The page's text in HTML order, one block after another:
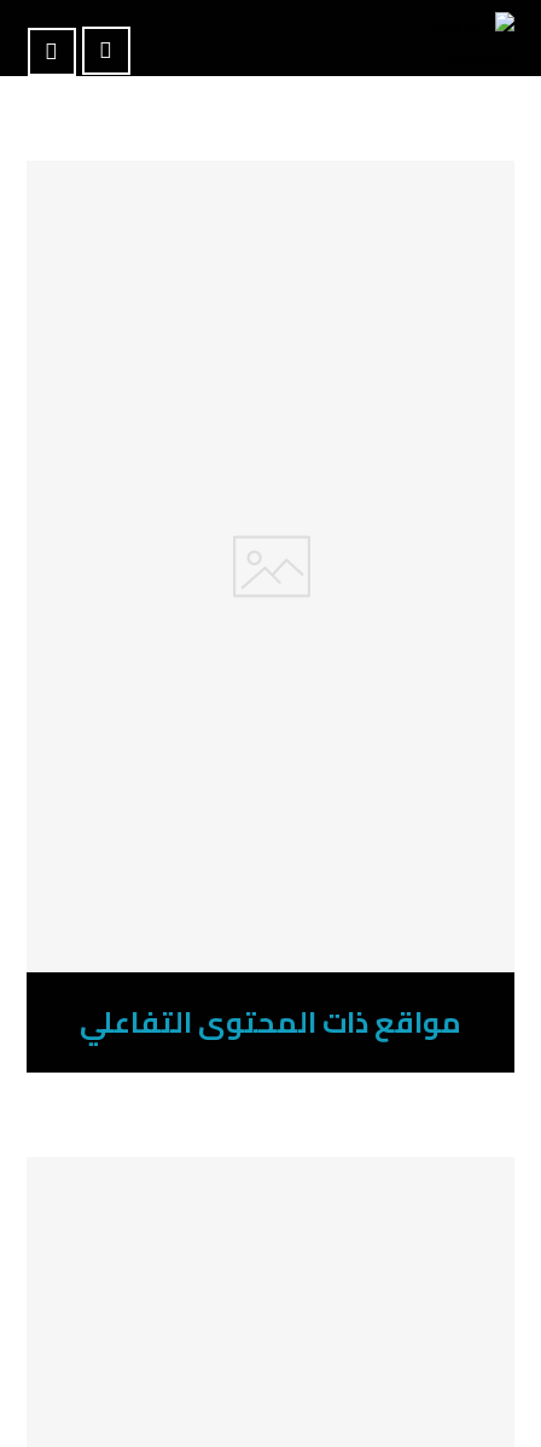
مواقع ذات المحتوى التفاعلي